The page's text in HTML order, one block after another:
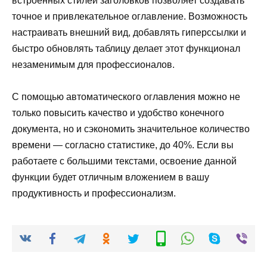
точное и привлекательное оглавление. Возможность
настраивать внешний вид, добавлять гиперссылки и
быстро обновлять таблицу делает этот функционал
незаменимым для профессионалов.
С помощью автоматического оглавления можно не
только повысить качество и удобство конечного
документа, но и сэкономить значительное количество
времени — согласно статистике, до 40%. Если вы
работаете с большими текстами, освоение данной
функции будет отличным вложением в вашу
продуктивность и профессионализм.